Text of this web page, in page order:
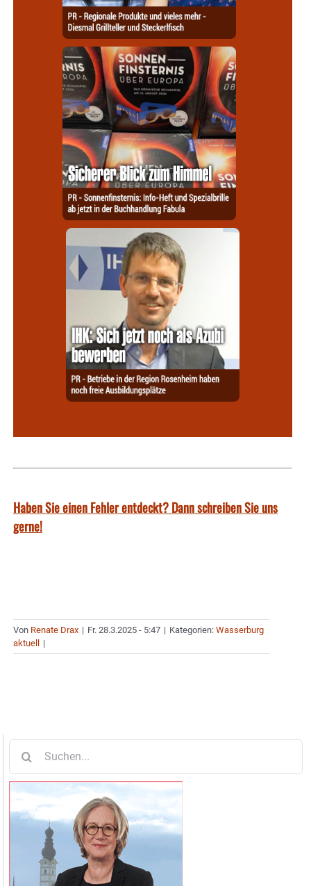
Haben Sie einen Fehler entdeckt? Dann schreiben Sie uns
gerne!
Von Renate Drax | Fr. 28.3.2025 - 5:47 | Kategorien: Wasserburg
aktuell
|
nach: